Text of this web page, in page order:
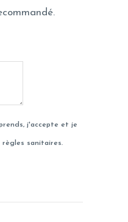
j'accepte et je
sanitaires.